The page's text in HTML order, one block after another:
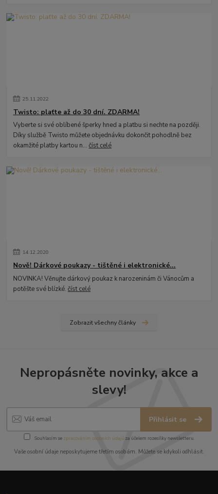
25.11.2022
Twisto: plaťte až do 30 dní. ZDARMA!
Vyberte si své oblíbené šperky hned a platbu si nechte na později.
Díky službě Twisto můžete objednávku dokončit pohodlně bez
okamžité platby kartou n...číst celé
14.12.2020
Nově! Dárkové poukazy - tištěné i elektronické...
NOVINKA! Věnujte dárkový poukaz k narozeninám či Vánocům a
potěšte své blízké.číst celé
Zobrazit všechny články
Nepropásněte novinky, akce a
slevy!
Přihlásit se
Souhlasím se zpracováním osobních údajůza účelem rozesílky newsletteru.
Vaše osobní údaje neposkytujeme třetím osobám. Můžete se kdykoli odhlásit.